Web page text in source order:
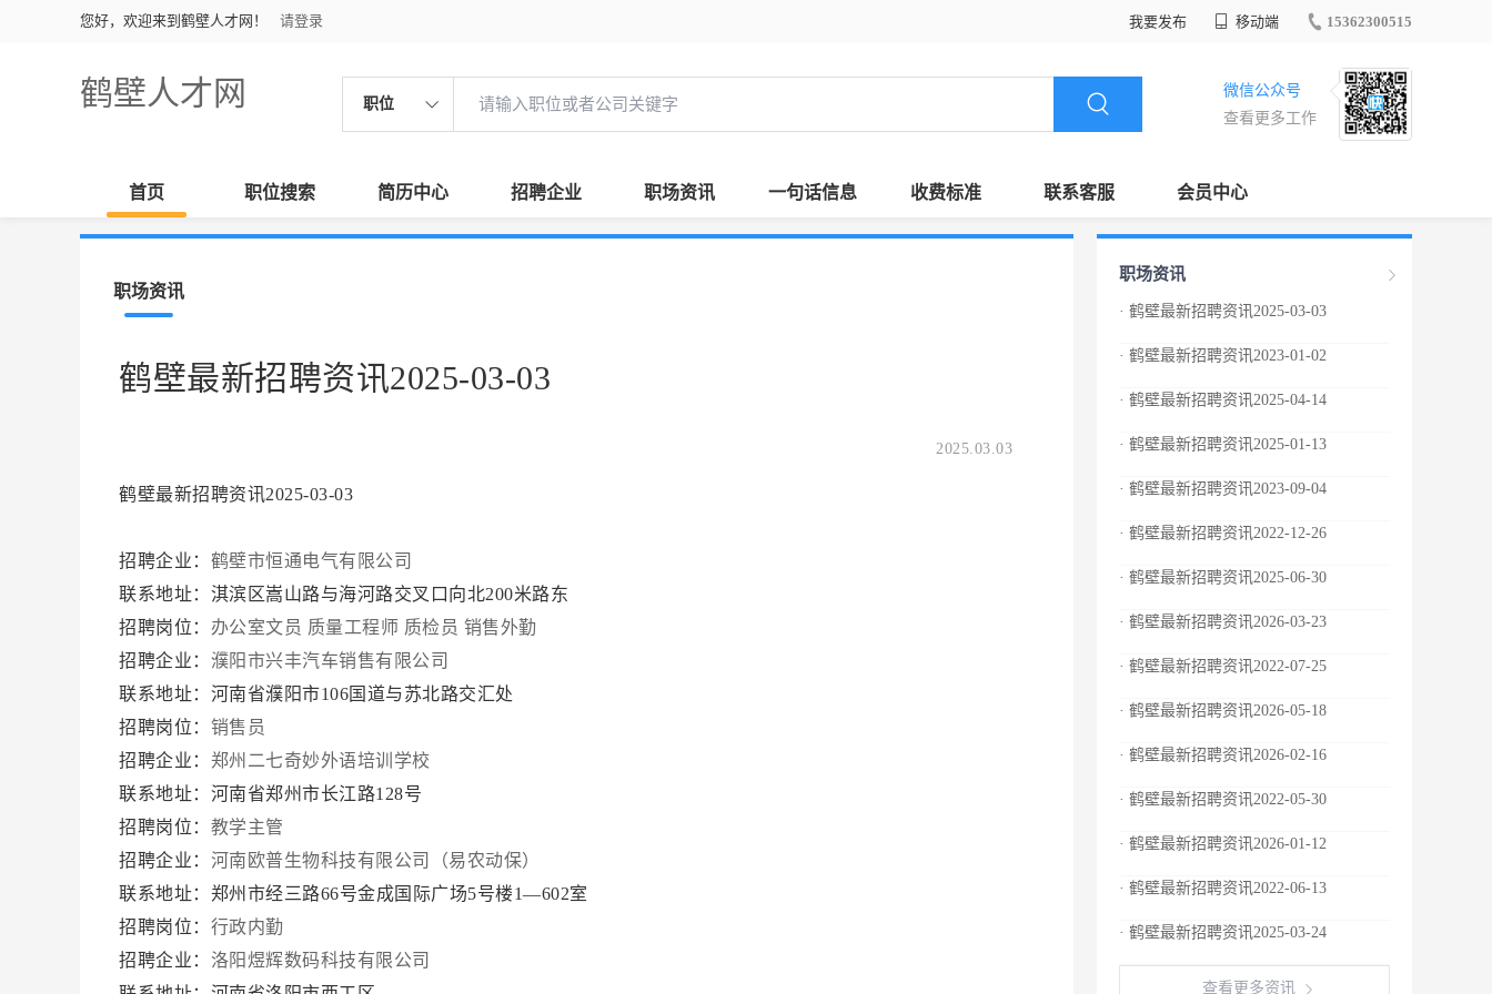
您好，欢迎来到鹤壁人才网！ 请登录 我要发布 移动端 15362300515
鹤壁人才网 职位
微信公众号
查看更多工作
首页 职位搜索 简历中心 招聘企业 职场资讯 一句话信息 收费标准 联系客服 会员中心
职场资讯
鹤壁最新招聘资讯2025-03-03
2025.03.03
鹤壁最新招聘资讯2025-03-03
招聘企业： 鹤壁市恒通电气有限公司
联系地址：淇滨区嵩山路与海河路交叉口向北200米路东
招聘岗位： 办公室文员 质量工程师 质检员 销售外勤
招聘企业： 濮阳市兴丰汽车销售有限公司
联系地址：河南省濮阳市106国道与苏北路交汇处
招聘岗位： 销售员
招聘企业： 郑州二七奇妙外语培训学校
联系地址：河南省郑州市长江路128号
招聘岗位： 教学主管
招聘企业： 河南欧普生物科技有限公司（易农动保）
联系地址：郑州市经三路66号金成国际广场5号楼1—602室
招聘岗位： 行政内勤
招聘企业： 洛阳煜辉数码科技有限公司
职场资讯
· 鹤壁最新招聘资讯2025-03-03
· 鹤壁最新招聘资讯2023-01-02
· 鹤壁最新招聘资讯2025-04-14
· 鹤壁最新招聘资讯2025-01-13
· 鹤壁最新招聘资讯2023-09-04
· 鹤壁最新招聘资讯2022-12-26
· 鹤壁最新招聘资讯2025-06-30
· 鹤壁最新招聘资讯2026-03-23
· 鹤壁最新招聘资讯2022-07-25
· 鹤壁最新招聘资讯2026-05-18
· 鹤壁最新招聘资讯2026-02-16
· 鹤壁最新招聘资讯2022-05-30
· 鹤壁最新招聘资讯2026-01-12
· 鹤壁最新招聘资讯2022-06-13
· 鹤壁最新招聘资讯2025-03-24
查看更多资讯